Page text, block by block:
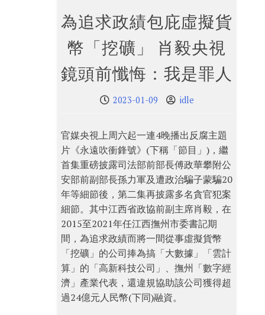
為追求政績包庇虛擬貨
幣「挖礦」 肖毅央視
鏡頭前懺悔：我是罪人
2023-01-09 idle
官媒央視上周六起一連4晚播出反腐主題
片《永遠吹衝鋒號》(下稱「節目」)，繼
首集重磅披露司法部前部長傅政華攀附公
安部前副部長孫力軍及遭政治騙子蒙騙20
年等細節後，第二集再披露多名貪官犯案
細節。其中江西省政協前副主席肖毅，在
2015至2021年任江西撫州市委書記期
間，為追求政績而將一間從事虛擬貨幣
「挖礦」的公司捧為搞「大數據」「雲計
算」的「高新科技公司」、撫州「數字經
濟」產業代表，還違規協助該公司獲得超
過24億元人民幣(下同)融資。